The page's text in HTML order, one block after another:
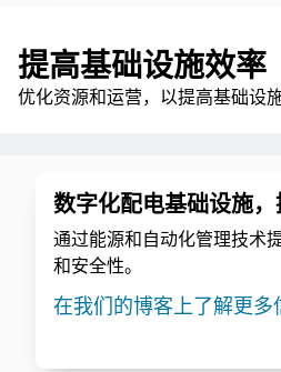
提高基础设施效率
优化资源和运营，以提高基础设
数字化配电基础设施
通过能源和自动化管理技术
和安全性。
在我们的博客上了解更多